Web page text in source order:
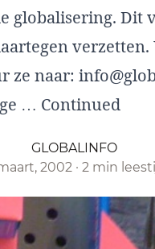
globalisering. Dit
ze naar:
… Continued
GLOBALINFO
2002 · 2 min